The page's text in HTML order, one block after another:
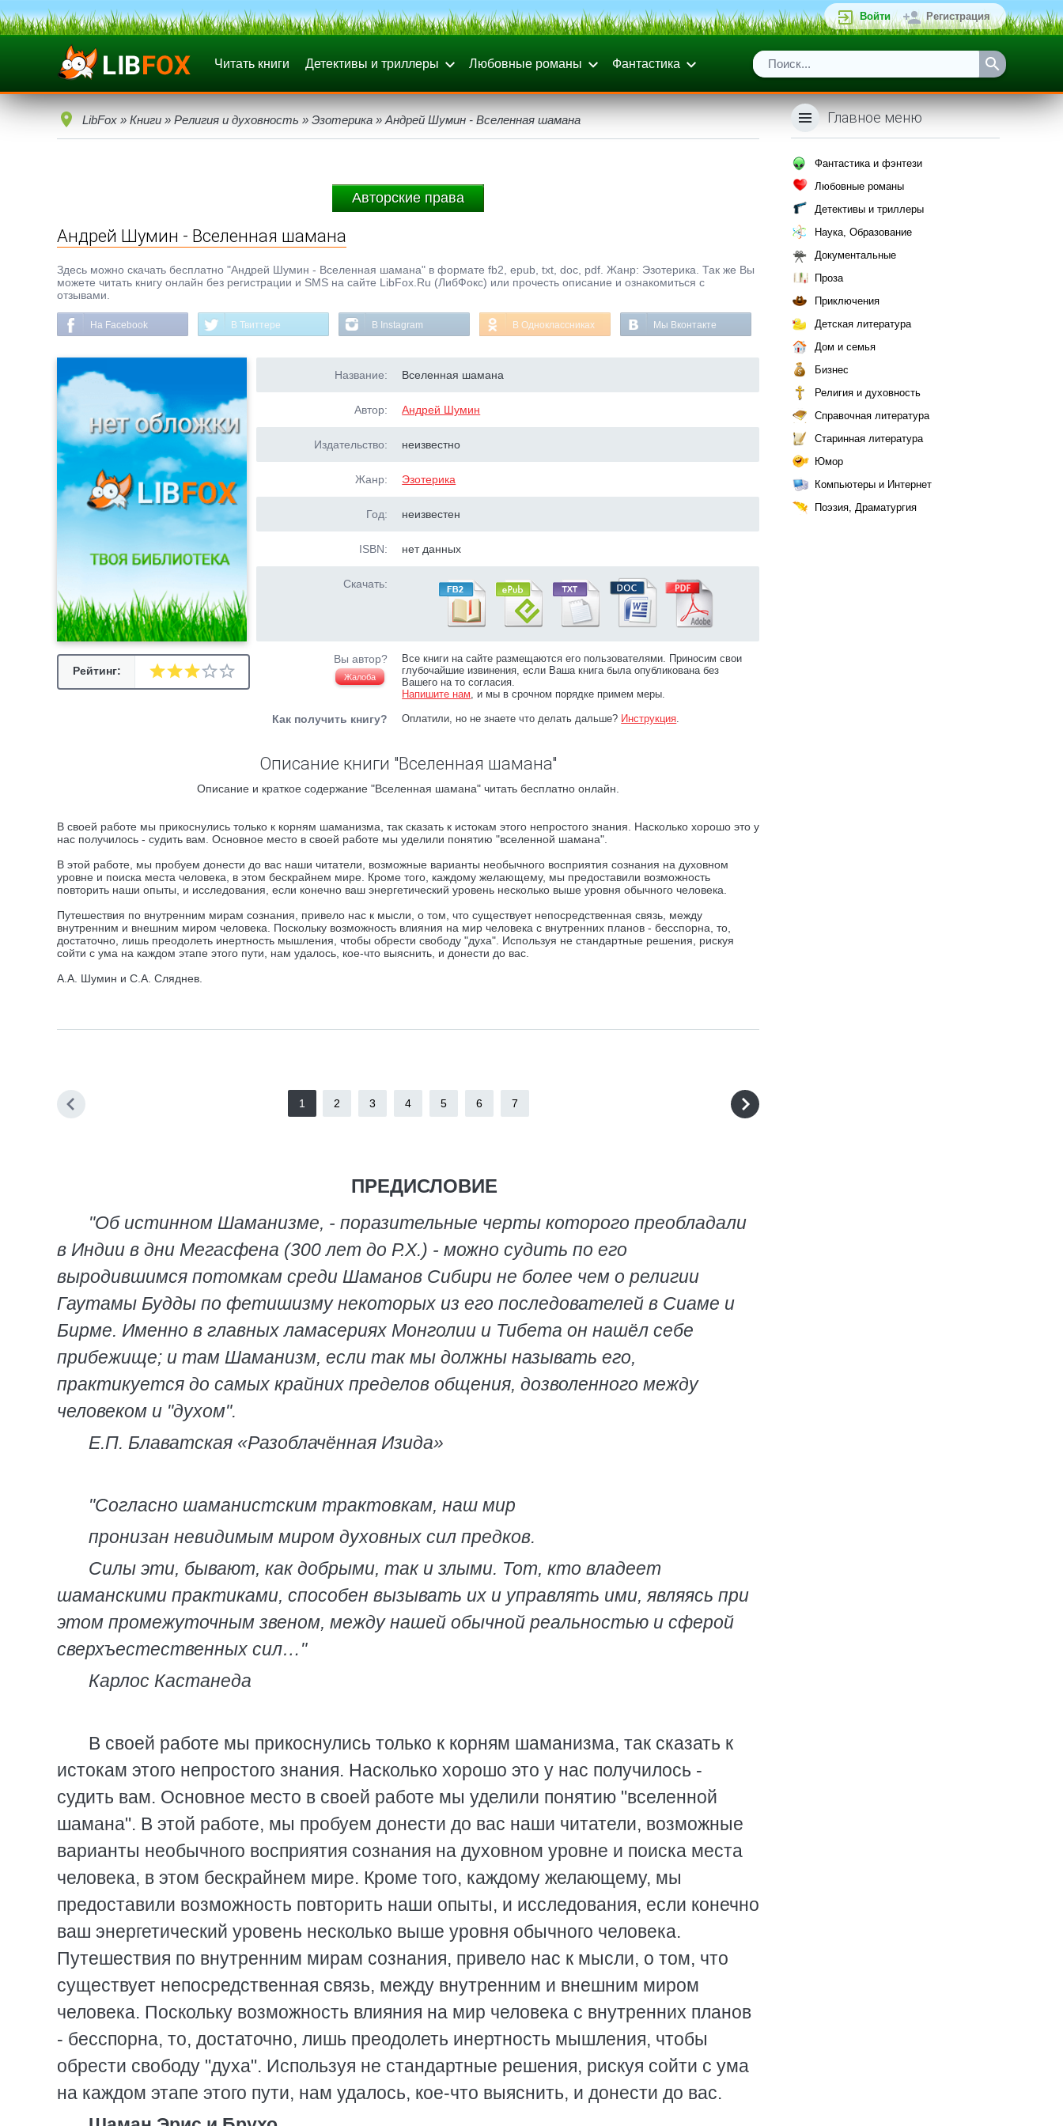
Войти Регистрация
Читать книги Детективы и триллеры Любовные романы Фантастика
LibFox » Книги » Религия и духовность » Эзотерика » Андрей Шумин - Вселенная шамана
Авторские права
Андрей Шумин - Вселенная шамана
Здесь можно скачать бесплатно "Андрей Шумин - Вселенная шамана" в формате fb2, epub, txt, doc, pdf. Жанр: Эзотерика. Так же Вы
можете читать книгу онлайн без регистрации и SMS на сайте LibFox.Ru (ЛибФокс) или прочесть описание и ознакомиться с
отзывами.
На Facebook В Твиттере В Instagram В Одноклассниках Мы Вконтакте
Рейтинг:
Название: Вселенная шамана
Автор: Андрей Шумин
Издательство: неизвестно
Жанр: Эзотерика
Год: неизвестен
ISBN: нет данных
Скачать:
Вы автор?
Жалоба
Все книги на сайте размещаются его пользователями. Приносим свои
глубочайшие извинения, если Ваша книга была опубликована без
Вашего на то согласия.
Напишите нам, и мы в срочном порядке примем меры.
Как получить книгу? Оплатили, но не знаете что делать дальше? Инструкция.
Описание книги "Вселенная шамана"
Описание и краткое содержание "Вселенная шамана" читать бесплатно онлайн.
В своей работе мы прикоснулись только к корням шаманизма, так сказать к истокам этого непростого знания. Насколько хорошо это у
нас получилось - судить вам. Основное место в своей работе мы уделили понятию "вселенной шамана".
В этой работе, мы пробуем донести до вас наши читатели, возможные варианты необычного восприятия сознания на духовном
уровне и поиска места человека, в этом бескрайнем мире. Кроме того, каждому желающему, мы предоставили возможность
повторить наши опыты, и исследования, если конечно ваш энергетический уровень несколько выше уровня обычного человека.
Путешествия по внутренним мирам сознания, привело нас к мысли, о том, что существует непосредственная связь, между
внутренним и внешним миром человека. Поскольку возможность влияния на мир человека с внутренних планов - бесспорна, то,
достаточно, лишь преодолеть инертность мышления, чтобы обрести свободу "духа". Используя не стандартные решения, рискуя
сойти с ума на каждом этапе этого пути, нам удалось, кое-что выяснить, и донести до вас.
А.А. Шумин и С.А. Сляднев.
1 2 3 4 5 6 7
ПРЕДИСЛОВИЕ
"Об истинном Шаманизме, - поразительные черты которого преобладали
в Индии в дни Мегасфена (300 лет до Р.Х.) - можно судить по его
выродившимся потомкам среди Шаманов Сибири не более чем о религии
Гаутамы Будды по фетишизму некоторых из его последователей в Сиаме и
Бирме. Именно в главных ламасериях Монголии и Тибета он нашёл себе
прибежище; и там Шаманизм, если так мы должны называть его,
практикуется до самых крайних пределов общения, дозволенного между
человеком и "духом".
Е.П. Блаватская «Разоблачённая Изида»
"Согласно шаманистским трактовкам, наш мир
пронизан невидимым миром духовных сил предков.
Силы эти, бывают, как добрыми, так и злыми. Тот, кто владеет
шаманскими практиками, способен вызывать их и управлять ими, являясь при
этом промежуточным звеном, между нашей обычной реальностью и сферой
сверхъестественных сил…"
Карлос Кастанеда
В своей работе мы прикоснулись только к корням шаманизма, так сказать к
истокам этого непростого знания. Насколько хорошо это у нас получилось -
судить вам. Основное место в своей работе мы уделили понятию "вселенной
шамана". В этой работе, мы пробуем донести до вас наши читатели, возможные
варианты необычного восприятия сознания на духовном уровне и поиска места
человека, в этом бескрайнем мире. Кроме того, каждому желающему, мы
предоставили возможность повторить наши опыты, и исследования, если конечно
ваш энергетический уровень несколько выше уровня обычного человека.
Путешествия по внутренним мирам сознания, привело нас к мысли, о том, что
существует непосредственная связь, между внутренним и внешним миром
человека. Поскольку возможность влияния на мир человека с внутренних планов
- бесспорна, то, достаточно, лишь преодолеть инертность мышления, чтобы
обрести свободу "духа". Используя не стандартные решения, рискуя сойти с ума
на каждом этапе этого пути, нам удалось, кое-что выяснить, и донести до вас.
Главное меню
Фантастика и фэнтези
Любовные романы
Детективы и триллеры
Наука, Образование
Документальные
Проза
Приключения
Детская литература
Дом и семья
Бизнес
Религия и духовность
Справочная литература
Старинная литература
Юмор
Компьютеры и Интернет
Поэзия, Драматургия